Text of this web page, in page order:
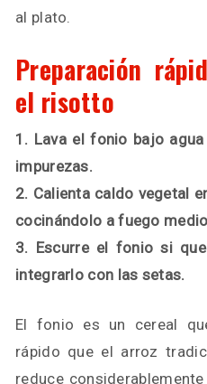
al plato.
Preparación
el risotto
1. Lava el fonio bajo
impurezas.
2. Calienta caldo vegetal
cocinándolo a fuego
3. Escurre el fonio si
integrarlo con las setas.
El fonio es un cereal
rápido que el arroz
reduce